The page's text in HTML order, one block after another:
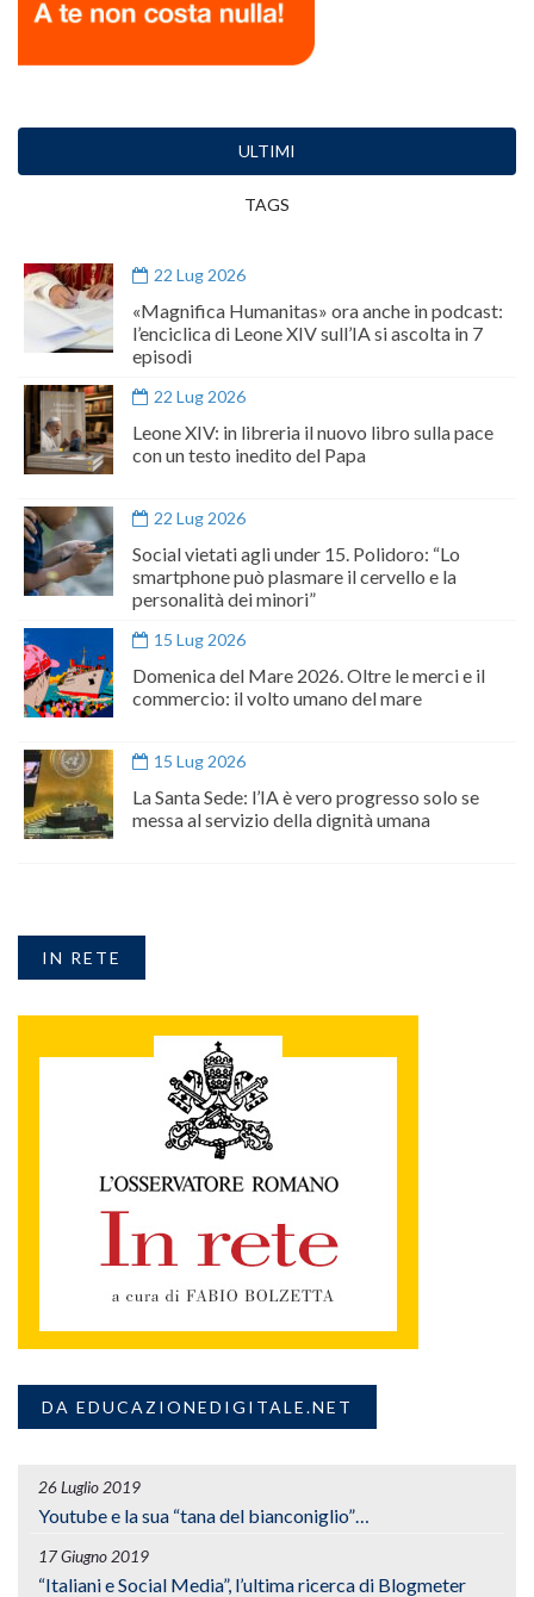
ULTIMI
TAGS
22 Lug 2026
«Magnifica Humanitas» ora anche in podcast:
l’enciclica di Leone XIV sull’IA si ascolta in 7
episodi
22 Lug 2026
Leone XIV: in libreria il nuovo libro sulla pace
con un testo inedito del Papa
22 Lug 2026
Social vietati agli under 15. Polidoro: “Lo
smartphone può plasmare il cervello e la
personalità dei minori”
15 Lug 2026
Domenica del Mare 2026. Oltre le merci e il
commercio: il volto umano del mare
15 Lug 2026
La Santa Sede: l’IA è vero progresso solo se
messa al servizio della dignità umana
IN RETE
DA EDUCAZIONEDIGITALE.NET
26 Luglio 2019
Youtube e la sua “tana del bianconiglio”…
17 Giugno 2019
“Italiani e Social Media”, l’ultima ricerca di Blogmeter